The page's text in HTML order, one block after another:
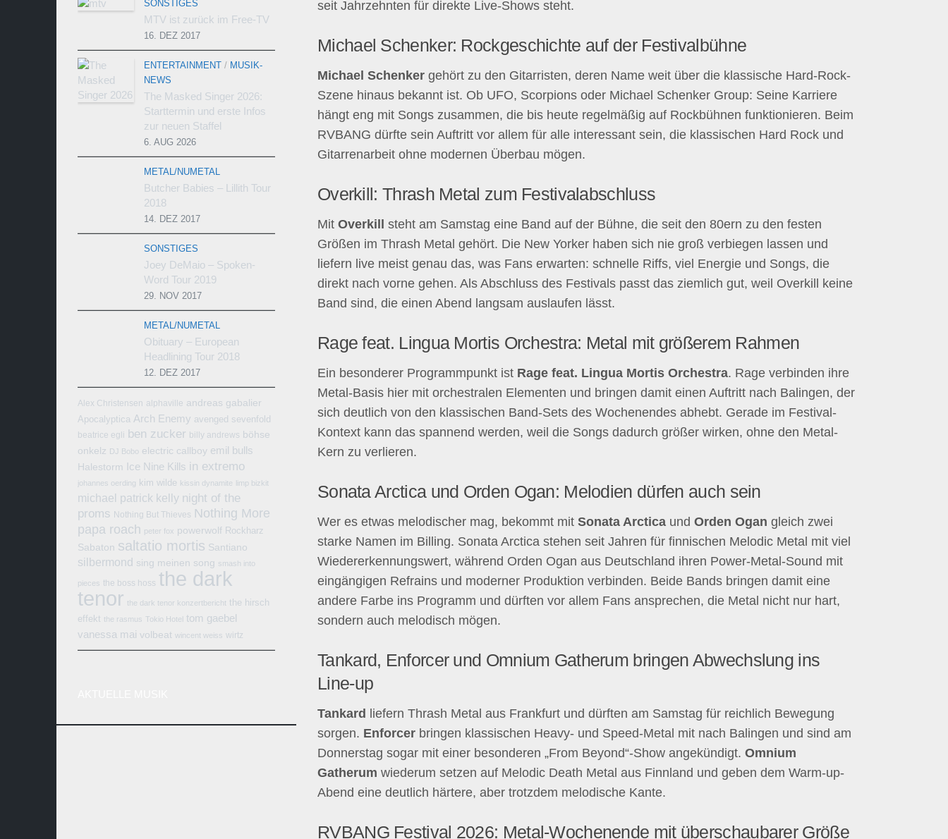
seit Jahrzehnten für direkte Live-Shows steht.
Michael Schenker: Rockgeschichte auf der Festivalbühne
Michael Schenker gehört zu den Gitarristen, deren Name weit über die klassische Hard-Rock-
Szene hinaus bekannt ist. Ob UFO, Scorpions oder Michael Schenker Group: Seine Karriere
hängt eng mit Songs zusammen, die bis heute regelmäßig auf Rockbühnen funktionieren. Beim
RVBANG dürfte sein Auftritt vor allem für alle interessant sein, die klassischen Hard Rock und
Gitarrenarbeit ohne modernen Überbau mögen.
Overkill: Thrash Metal zum Festivalabschluss
Mit Overkill steht am Samstag eine Band auf der Bühne, die seit den 80ern zu den festen
Größen im Thrash Metal gehört. Die New Yorker haben sich nie groß verbiegen lassen und
liefern live meist genau das, was Fans erwarten: schnelle Riffs, viel Energie und Songs, die
direkt nach vorne gehen. Als Abschluss des Festivals passt das ziemlich gut, weil Overkill keine
Band sind, die einen Abend langsam auslaufen lässt.
Rage feat. Lingua Mortis Orchestra: Metal mit größerem Rahmen
Ein besonderer Programmpunkt ist Rage feat. Lingua Mortis Orchestra. Rage verbinden ihre
Metal-Basis hier mit orchestralen Elementen und bringen damit einen Auftritt nach Balingen, der
sich deutlich von den klassischen Band-Sets des Wochenendes abhebt. Gerade im Festival-
Kontext kann das spannend werden, weil die Songs dadurch größer wirken, ohne den Metal-
Kern zu verlieren.
Sonata Arctica und Orden Ogan: Melodien dürfen auch sein
Wer es etwas melodischer mag, bekommt mit Sonata Arctica und Orden Ogan gleich zwei
starke Namen im Billing. Sonata Arctica stehen seit Jahren für finnischen Melodic Metal mit viel
Wiedererkennungswert, während Orden Ogan aus Deutschland ihren Power-Metal-Sound mit
eingängigen Refrains und moderner Produktion verbinden. Beide Bands bringen damit eine
andere Farbe ins Programm und dürften vor allem Fans ansprechen, die Metal nicht nur hart,
sondern auch melodisch mögen.
Tankard, Enforcer und Omnium Gatherum bringen Abwechslung ins
Line-up
Tankard
liefern Thrash Metal aus Frankfurt und dürften am Samstag für reichlich Bewegung
sorgen. Enforcer bringen klassischen Heavy- und Speed-Metal mit nach Balingen und sind am
Donnerstag sogar mit einer besonderen „From Beyond“-Show angekündigt. Omnium
Gatherum wiederum setzen auf Melodic Death Metal aus Finnland und geben dem Warm-up-
Abend eine deutlich härtere, aber trotzdem melodische Kante.
RVBANG Festival 2026: Metal-Wochenende mit überschaubarer Größe
SONSTIGES
MTV ist zurück im Free-TV
16. DEZ 2017
ENTERTAINMENT / MUSIK-
NEWS
The Masked Singer 2026:
Starttermin und erste Infos
zur neuen Staffel
6. AUG 2026
METAL/NUMETAL
Butcher Babies – Lillith Tour
2018
14. DEZ 2017
SONSTIGES
Joey DeMaio – Spoken-
Word Tour 2019
29. NOV 2017
METAL/NUMETAL
Obituary – European
Headlining Tour 2018
12. DEZ 2017
Alex Christensen alphaville andreas gabalier
Apocalyptica Arch Enemy avenged sevenfold
beatrice egli ben zucker billy andrews böhse
onkelz DJ Bobo electric callboy emil bulls
Halestorm Ice Nine Kills in extremo
johannes oerding kim wilde kissin dynamite limp bizkit
michael patrick kelly night of the
proms Nothing But Thieves Nothing More
papa roach peter fox powerwolf Rockharz
Sabaton saltatio mortis Santiano
silbermond sing meinen song smash into
pieces the boss hoss the dark
tenor the dark tenor konzertbericht the hirsch
effekt the rasmus Tokio Hotel tom gaebel
vanessa mai volbeat wincent weiss wirtz